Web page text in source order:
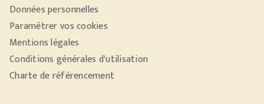
Données personnelles
Paramétrer vos cookies
Mentions légales
Conditions générales d'utilisation
Charte de référencement